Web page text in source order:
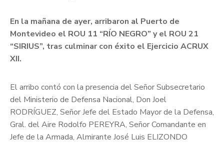
En la mañana de ayer, arribaron al Puerto de
Montevideo el ROU 11 “RÍO NEGRO” y el ROU 21
“SIRIUS”, tras culminar con éxito el Ejercicio ACRUX
XII.
El arribo contó con la presencia del Señor Subsecretario
del Ministerio de Defensa Nacional, Don Joel
RODRÍGUEZ, Señor Jefe del Estado Mayor de la Defensa,
Gral. del Aire Rodolfo PEREYRA, Señor Comandante en
Jefe de la Armada, Almirante José Luis ELIZONDO